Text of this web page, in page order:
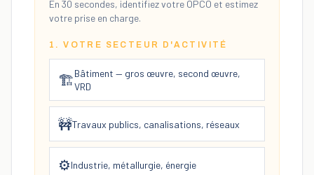
En 30 secondes, identifiez votre OPCO et estimez
votre prise en charge.
1. VOTRE SECTEUR D'ACTIVITÉ
🏗️Bâtiment — gros œuvre, second œuvre,
VRD
🚧Travaux publics, canalisations, réseaux
⚙️Industrie, métallurgie, énergie